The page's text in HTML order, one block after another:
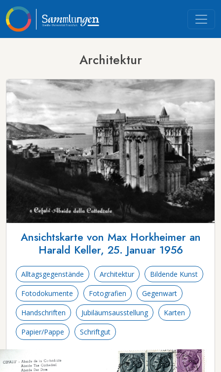
Architektur
Ansichtskarte von Max Horkheimer an
Harald Keller, 25. Januar 1956
Alltagsgegenstände Architektur Bildende Kunst
Fotodokumente Fotografien Gegenwart
Handschriften Jubiläumsausstellung Karten
Papier/Pappe Schriftgut